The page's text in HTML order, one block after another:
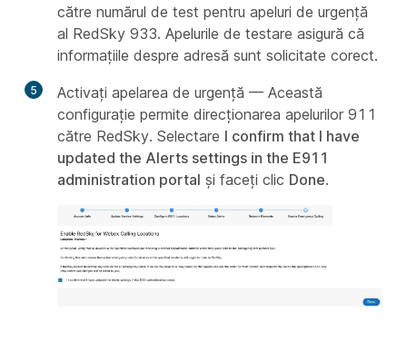
către numărul de test pentru apeluri de urgență
al RedSky 933. Apelurile de testare asigură că
informațiile despre adresă sunt solicitate corect.
5
Activați apelarea de urgență — Această
configurație permite direcționarea apelurilor 911
către RedSky. Selectare I confirm that I have
updated the Alerts settings in the E911
administration portal și faceți clic Done.